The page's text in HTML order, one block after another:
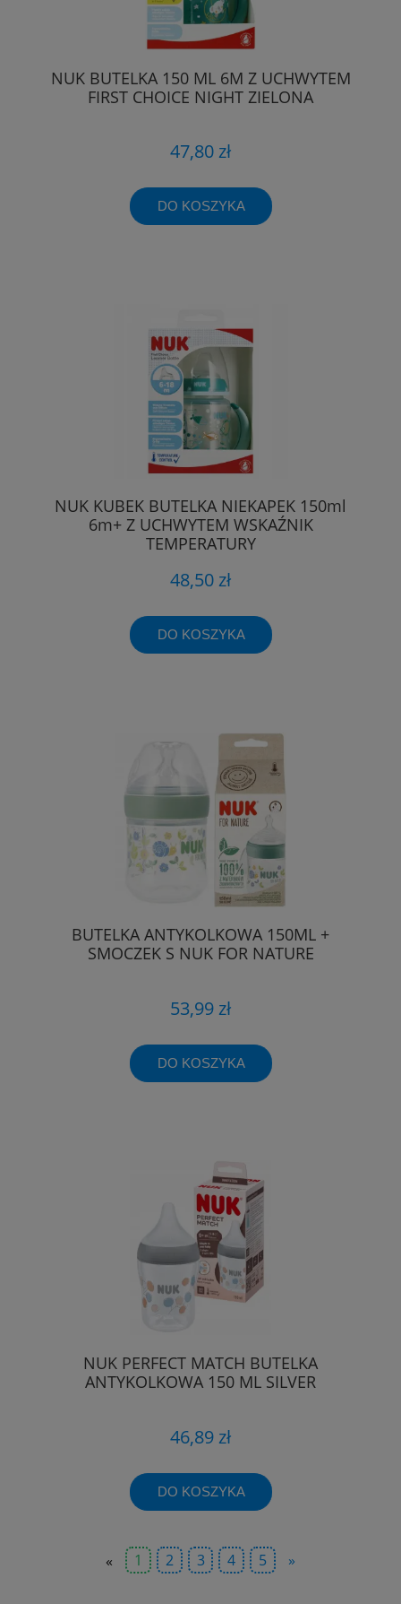
NUK BUTELKA 150 ML 6M Z UCHWYTEM
FIRST CHOICE NIGHT ZIELONA
47,80 zł
DO KOSZYKA
NUK KUBEK BUTELKA NIEKAPEK 150ml
6m+ Z UCHWYTEM WSKAŹNIK
TEMPERATURY
48,50 zł
DO KOSZYKA
BUTELKA ANTYKOLKOWA 150ML +
SMOCZEK S NUK FOR NATURE
53,99 zł
DO KOSZYKA
NUK PERFECT MATCH BUTELKA
ANTYKOLKOWA 150 ML SILVER
46,89 zł
DO KOSZYKA
« 1 2 3 4 5 »